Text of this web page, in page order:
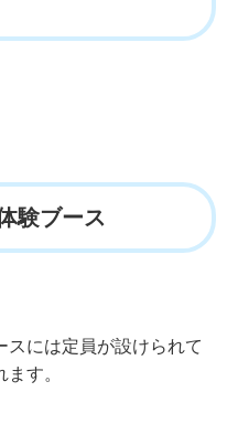
験ブース
スには定員が設けられて
す。